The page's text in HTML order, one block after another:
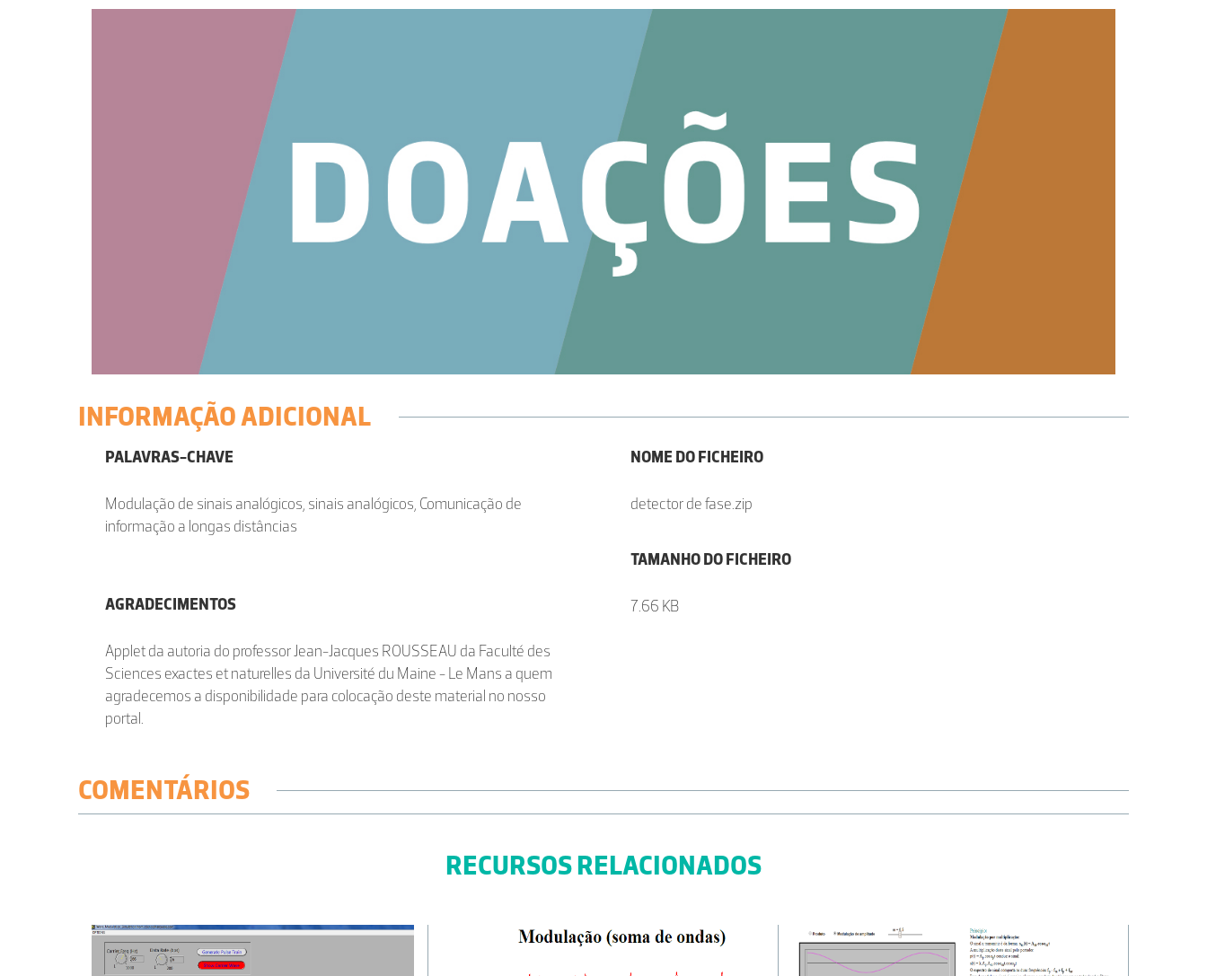
INFORMAÇÃO ADICIONAL
PALAVRAS-CHAVE
Modulação de sinais analógicos, sinais analógicos, Comunicação de
informação a longas distâncias
AGRADECIMENTOS
Applet da autoria do professor Jean-Jacques ROUSSEAU da Faculté des
Sciences exactes et naturelles da Université du Maine - Le Mans a quem
agradecemos a disponibilidade para colocação deste material no nosso
portal.
NOME DO FICHEIRO
detector de fase.zip
TAMANHO DO FICHEIRO
7.66 KB
COMENTÁRIOS
RECURSOS RELACIONADOS